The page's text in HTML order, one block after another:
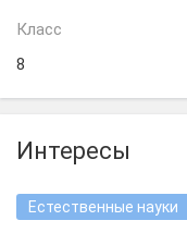
Класс
8
Интересы
Естественные науки